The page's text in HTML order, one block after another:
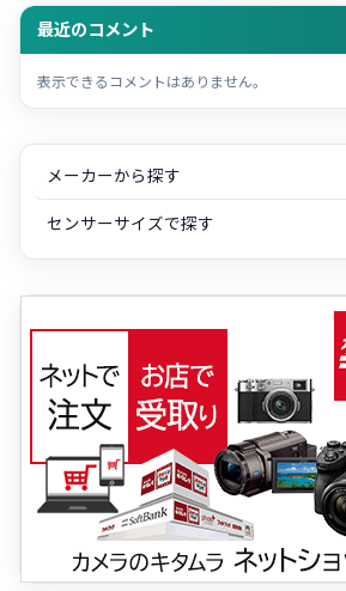
最近のコメント
表示できるコメントはありません。
メーカーから探す
センサーサイズで探す